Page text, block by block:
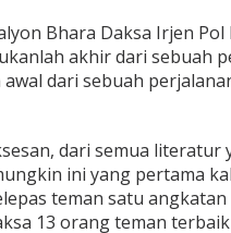
Bhara Daksa Irjen Pol
akhir dari sebuah
dari sebuah
dari semua literatur
ini yang pertama
teman satu
13 orang teman